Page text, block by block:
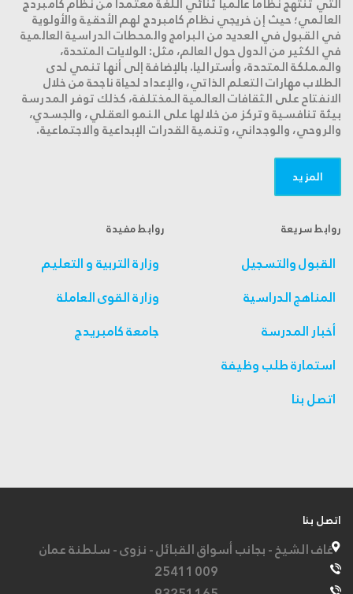
العالمي؛ حيث إن خريجي نظام كامبردج لهم الأحقية والأولوية
في القبول في العديد من البرامج والمحطات الدراسية العالمية
في الكثير من الدول حول العالم، مثل: الولايات المتحدة،
والمملكة المتحدة، وأستراليا. بالإضافة إلى أنها تنمي لدى
الطلاب مهارات التعلم الذاتي، والإعداد لحياة ناجحة من خلال
الانفتاح على الثقافات العالمية المختلفة، كذلك توفر المدرسة
بيئة تنافسية وتركز من خلالها على النمو العقلي، والجسدي،
والروحي، والوجداني، وتنمية القدرات الإبداعية والاجتماعية.
المزید
روابط مفيدة
وزارة التربية و التعليم
وزارة القوى العاملة
جامعة كامبريدج
روابط سريعة
القبول والتسجيل
المناهج الدراسية
أخبار المدرسة
استمارة طلب وظيفة
اتصل بنا
اتصل بنا
غاف الشيخ - بجانب أسواق القبائل - نزوى - سلطنة عمان
25411009